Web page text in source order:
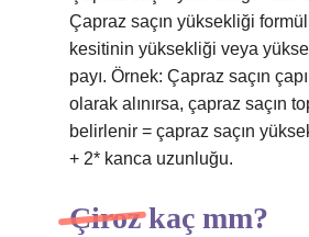
Çapraz saçın yüksekliği
kesitinin yüksekliği veya
payı. Örnek: Çapraz saçın
olarak alınırsa, çapraz saçın
belirlenir = çapraz saçın
+ 2* kanca uzunluğu.
Çiroz kaç mm?